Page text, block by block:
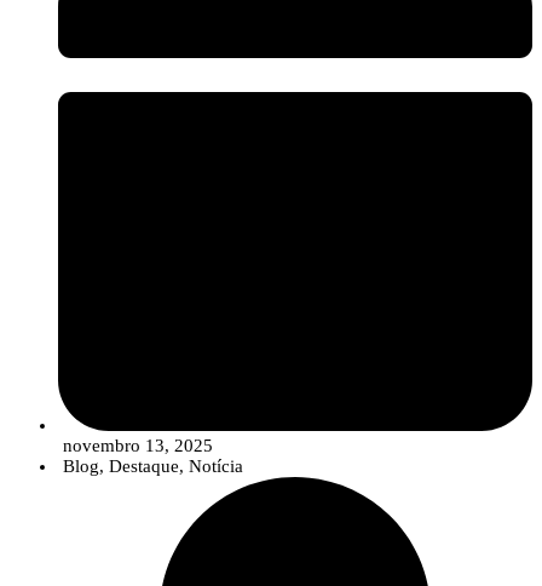
migrar de uma oferta de “produtos” isolados para
qualidade, produtos de síntese convencionais (em doses otimizadas e
novembro 13, 2025
Blog, Destaque, Notícia